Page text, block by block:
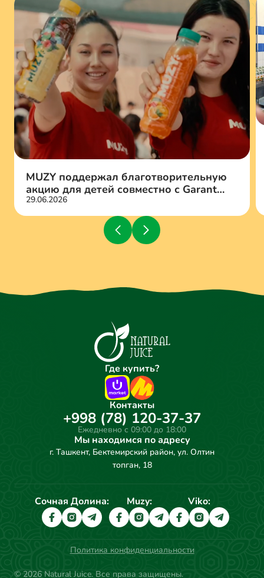
MUZY поддержал благотворительную
акцию для детей совместно с Garant
bank
29.06.2026
Где купить?
Контакты
+998 (78) 120-37-37
Ежедневно с 09:00 до 18:00
Мы находимся по адресу
г. Ташкент, Бектемирский район, ул. Олтин
топган, 18
Сочная Долина: Muzy: Viko:
© 2026 Natural Juice. Все права защищены.
Политика конфиденциальности